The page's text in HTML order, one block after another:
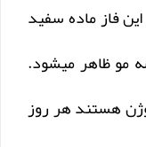
فاز ماده سفید
ظاهر میشود.
فاز تلوژن هستند هر روز